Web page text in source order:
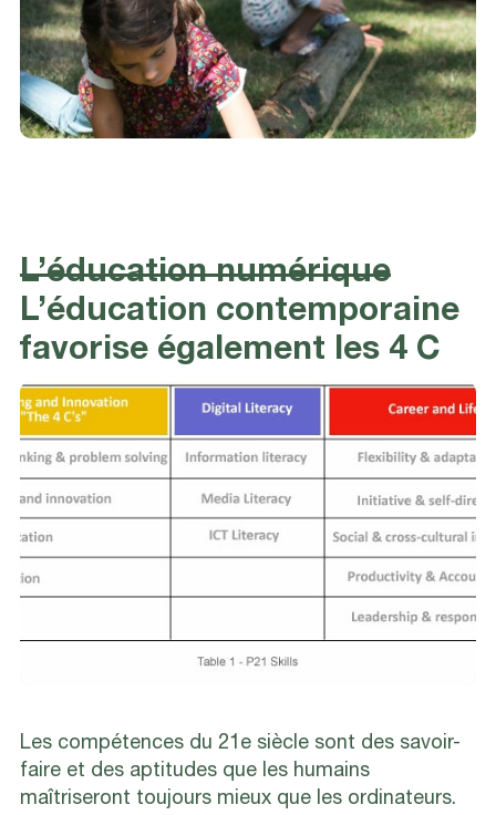
L’éducation numérique
L’éducation contemporaine
favorise également les 4 C
Les compétences du 21e siècle sont des savoir-
faire et des aptitudes que les humains
maîtriseront toujours mieux que les ordinateurs.